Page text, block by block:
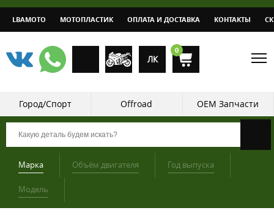
LBAMOTO МОТОПЛАСТИК ОПЛАТА И ДОСТАВКА КОНТАКТЫ
ЛК
0
Город/Спорт Offroad OEM Запчасти
Марка Объём двигателя Год выпуска
Модель